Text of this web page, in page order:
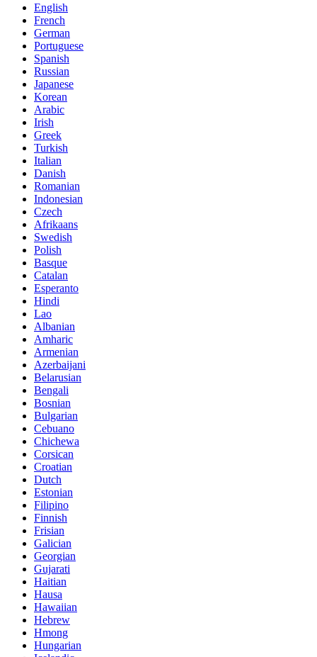
English
French
German
Portuguese
Spanish
Russian
Japanese
Korean
Arabic
Irish
Greek
Turkish
Italian
Danish
Romanian
Indonesian
Czech
Afrikaans
Swedish
Polish
Basque
Catalan
Esperanto
Hindi
Lao
Albanian
Amharic
Armenian
Azerbaijani
Belarusian
Bengali
Bosnian
Bulgarian
Cebuano
Chichewa
Corsican
Croatian
Dutch
Estonian
Filipino
Finnish
Frisian
Galician
Georgian
Gujarati
Haitian
Hausa
Hawaiian
Hebrew
Hmong
Hungarian